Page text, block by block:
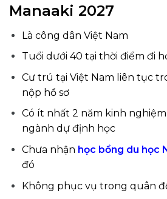
Manaaki 2027
Là công dân Việt Nam
Tuổi dưới 40 tại thời điểm đi
Cư trú tại Việt Nam liên tục
nộp hồ sơ
Có ít nhất 2 năm kinh
ngành dự định học
Chưa nhận học bổng du học
đó
Không phục vụ trong quân